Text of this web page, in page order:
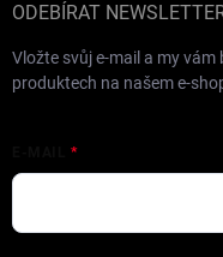
ODEBÍRAT
Vložte svůj e-mail a my
produktech na našem e-